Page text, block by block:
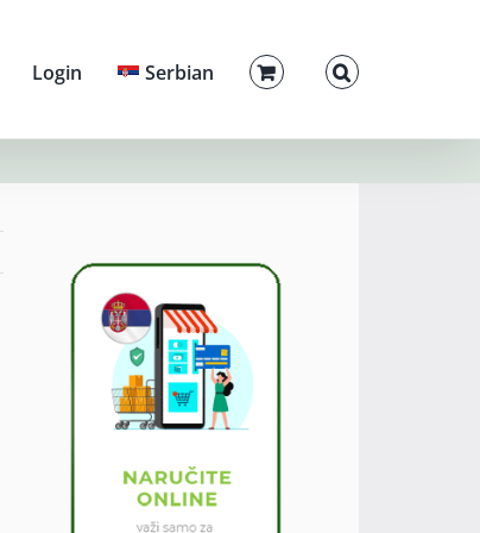
Login Serbian